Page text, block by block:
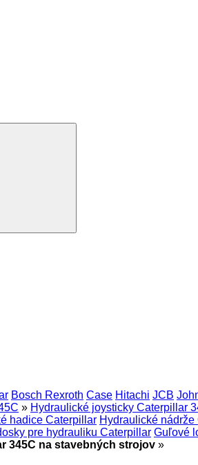
Bosch Rexroth Case Hitachi JCB
» Hydraulické joysticky Caterpillar
hadice Caterpillar Hydraulické
pre hydrauliku Caterpillar Guľové
345C na stavebných strojov »